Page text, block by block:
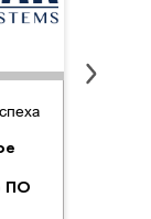
ПО